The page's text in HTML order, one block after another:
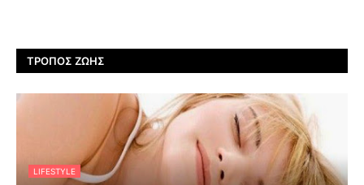
ΤΡΌΠΟΣ ΖΩΉΣ
LIFESTYLE